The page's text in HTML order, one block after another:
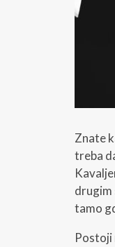
Znate
treba
drugim
tamo
Postoji